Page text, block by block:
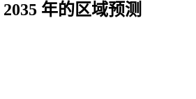
年的区域预测